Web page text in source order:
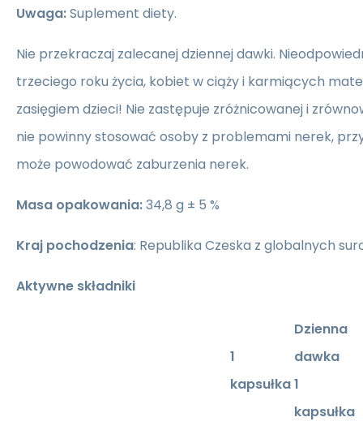
Uwaga:Suplement diety.
Nie przekraczaj zalecanej dziennej dawki.
trzeciego roku życia, kobiet w ciąży i karmiących
zasięgiem dzieci! Nie zastępuje zróżnicowanej i
nie powinny stosować osoby z problemami nerek,
może powodować zaburzenia nerek.
Masa opakowania:34,8 g ± 5 %
Kraj pochodzenia: Republika Czeska z globalnych
Aktywne składniki
1
kapsułka
Dzienna
dawka
1
kapsułka